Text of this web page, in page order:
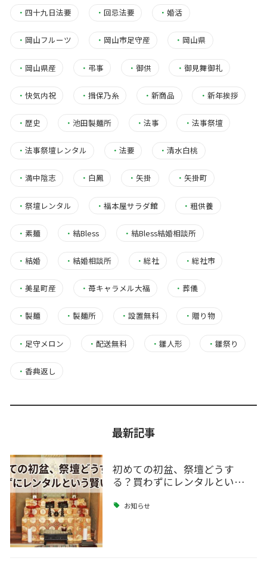
・ 四十九日法要 ・回忌法要 ・婚活
・ 岡山フルーツ ・ 岡山市足守産 ・ 岡山県
・ 岡山県産 ・ 弔事 ・御供 ・ 御見舞御礼
・ 快気内祝 ・揖保乃糸 ・新商品 ・ 新年挨拶
・ 歴史 ・池田製麺所 ・法事 ・ 法事祭壇
・ 法事祭壇レンタル ・法要 ・清水白桃
・ 満中陰志 ・ 白鳳 ・矢掛 ・ 矢掛町
・ 祭壇レンタル ・福本屋サラダ館 ・ 粗供養
・ 素麺 ・ 結Bless ・ 結Bless結婚相談所
・ 結婚 ・ 結婚相談所 ・総社 ・ 総社市
・ 美星町産 ・苺キャラメル大福 ・葬儀
・ 製麺 ・製麺所 ・設置無料 ・ 贈り物
・ 足守メロン ・配送無料 ・雛人形 ・ 雛祭り
・ 香典返し
最新記事
初めての初盆、祭壇どうす
る？買わずにレンタルとい…
お知らせ